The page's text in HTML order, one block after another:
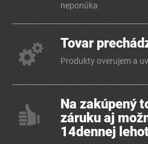
neponúka
Tovar
Produkty overujem a
Na zakúpený
záruku aj
14dennej